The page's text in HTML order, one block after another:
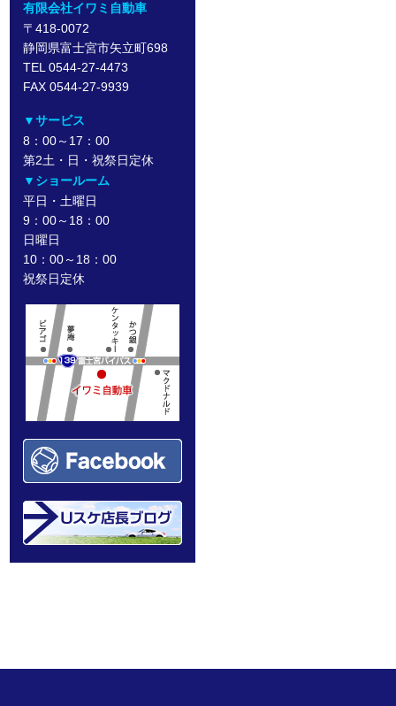
有限会社イワミ自動車
〒418-0072
静岡県富士宮市矢立町698
TEL 0544-27-4473
FAX 0544-27-9939
▼サービス
8：00～17：00
第2土・日・祝祭日定休
▼ショールーム
平日・土曜日
9：00～18：00
日曜日
10：00～18：00
祝祭日定休